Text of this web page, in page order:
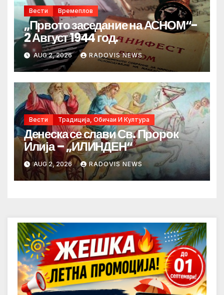
Вести Времеплов
„Првото заседание на АСНОМ“-
2 Август 1944 год.
AUG 2, 2026 RADOVIS NEWS
Вести Традиција, Обичаи И Култура
Денеска се слави Св. Пророк
Илија – „ИЛИНДЕН“
AUG 2, 2026 RADOVIS NEWS